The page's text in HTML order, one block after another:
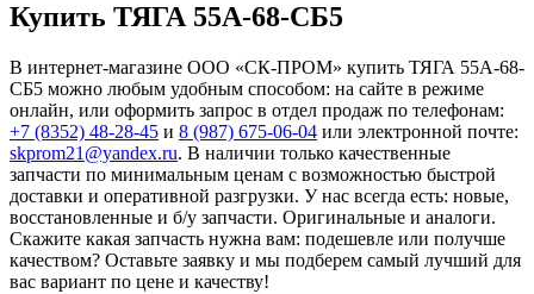
Купить ТЯГА 55А-68-СБ5
В интернет-магазине ООО «СК-ПРОМ» купить ТЯГА 55А-68-
СБ5 можно любым удобным способом: на сайте в режиме
онлайн, или оформить запрос в отдел продаж по телефонам:
+7 (8352) 48-28-45 и 8 (987) 675-06-04 или электронной почте:
skprom21@yandex.ru. В наличии только качественные
запчасти по минимальным ценам с возможностью быстрой
доставки и оперативной разгрузки. У нас всегда есть: новые,
восстановленные и б/у запчасти. Оригинальные и аналоги.
Скажите какая запчасть нужна вам: подешевле или получше
качеством? Оставьте заявку и мы подберем самый лучший для
вас вариант по цене и качеству!